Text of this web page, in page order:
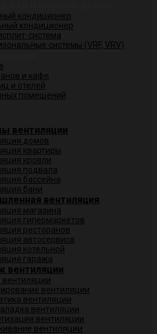
кондиционер
кондиционер
система
системы (VRF, VRV)
и кафе
и отелей
помещений
вентиляции
домов
квартиры
кровли
подвала
бассейна
бани
вентиляция
магазина
гипермаркетов
ресторанов
автосервиса
котельной
гаража
вентиляции
вентиляции
вентиляции
вентиляции
вентиляции
вентиляции
вентиляции